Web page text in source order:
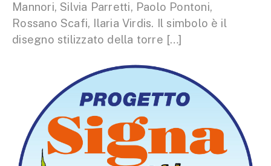
Mannori, Silvia Parretti, Paolo Pontoni,
Rossano Scafi, Ilaria Virdis. Il simbolo è il
disegno stilizzato della torre […]